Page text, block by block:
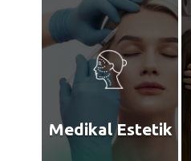
Medikal Estetik